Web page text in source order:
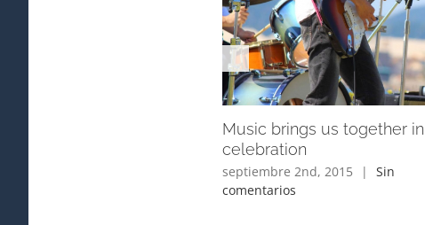
Music brings us together in
celebration
septiembre 2nd, 2015 |
Sin
comentarios